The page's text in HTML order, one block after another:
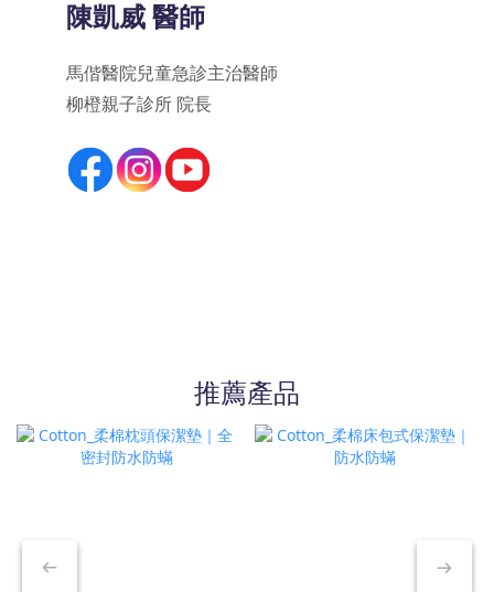
陳凱威 醫師
馬偕醫院兒童急診主治醫師
柳橙親子診所 院長
推薦產品